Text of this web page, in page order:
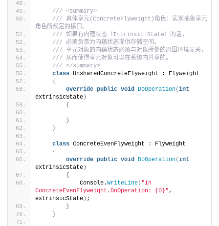
/// <summary>
/// 具体享元(ConcreteFlyweight)角色：实现抽象享元
角色所规定的接口。
/// 如果有内蕴状态（Intrinsic State）的话，
/// 必须负责为内蕴状态提供存储空间。
/// 享元对象的内蕴状态必须与对象所处的周围环境无关，
/// 从而使得享元对象可以在系统内共享的。
/// </summary>
class UnsharedConcreteFlyweight : Flyweight
{
override public void DoOperation(int
extrinsicState )
{
}
}
class ConcreteEvenFlyweight : Flyweight
{
override public void DoOperation(int
extrinsicState )
{
            Console.
WriteLine( "In
ConcreteEvenFlyweight.DoOperation: {0}",
extrinsicState ) ;
}
}